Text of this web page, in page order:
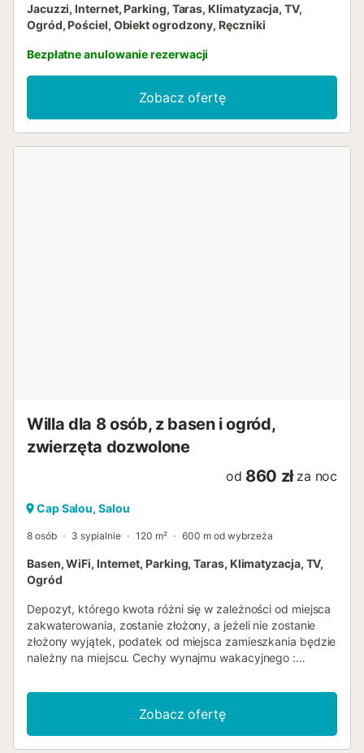
Jacuzzi, Internet, Parking, Taras, Klimatyzacja, TV,
Ogród, Pościel, Obiekt ogrodzony, Ręczniki
Bezpłatne anulowanie rezerwacji
Zobacz ofertę
Willa dla 8 osób, z basen i ogród,
zwierzęta dozwolone
od 860 zł za noc
Cap Salou, Salou
8 osób 3 sypialnie 120 m² 600 m od wybrzeża
Basen, WiFi, Internet, Parking, Taras, Klimatyzacja, TV,
Ogród
Depozyt, którego kwota różni się w zależności od miejsca
zakwaterowania, zostanie złożony, a jeżeli nie zostanie
złożony wyjątek, podatek od miejsca zamieszkania będzie
należny na miejscu. Cechy wynajmu wakacyjnego :
Ogrzewanie Klimatyzator Zamrażarka Pralka Mikrofalowy
Wspólny basen Telewizja Taras Ogród Zwierzęta
dozwolone Grill Piekarnik Zmywarka dostęp do Internetu
Parking Bezprzewodowy Lodówka Ekspres do kawy
Zobacz ofertę